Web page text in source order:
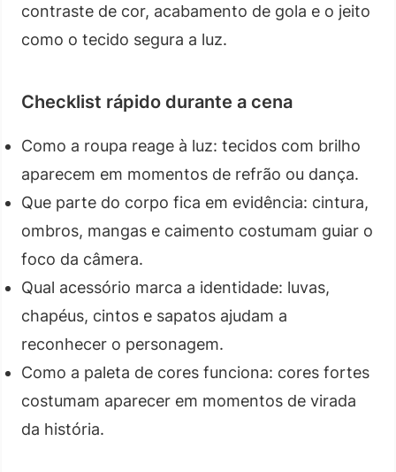
contraste de cor, acabamento de gola e o jeito
como o tecido segura a luz.
Checklist rápido durante a cena
Como a roupa reage à luz: tecidos com brilho
aparecem em momentos de refrão ou dança.
Que parte do corpo fica em evidência: cintura,
ombros, mangas e caimento costumam guiar o
foco da câmera.
Qual acessório marca a identidade: luvas,
chapéus, cintos e sapatos ajudam a
reconhecer o personagem.
Como a paleta de cores funciona: cores fortes
costumam aparecer em momentos de virada
da história.